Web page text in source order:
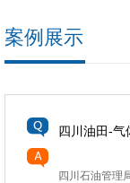
案例展示
四川油田-气
四川石油管理